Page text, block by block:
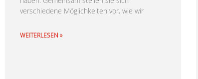
verschiedene Möglichkeiten vor, wie wir
WEITERLESEN »